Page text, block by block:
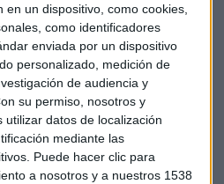
en un dispositivo, como cookies,
como identificadores
enviada por un dispositivo
personalizado, medición de
de audiencia y
su permiso, nosotros y
utilizar datos de localización
mediante las
Puede hacer clic para
a nosotros y a nuestros 1538
fuerte subida, se ha situado
adjudicado varios contratos en
326 megavatios (MW).
acusado una caída del 1,43%
de 9,34 euros por acción.
tipo IAG (-0,77%), Gas Natural
y Meliá (-0,25%), entre otros.